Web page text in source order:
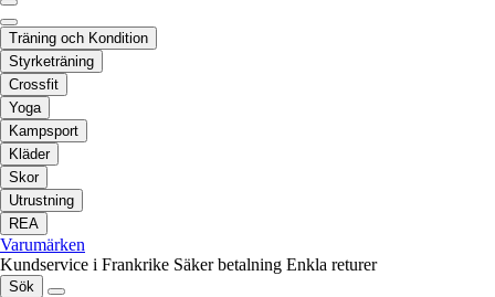
Träning och Kondition
Styrketräning
Crossfit
Yoga
Kampsport
Kläder
Skor
Utrustning
REA
Varumärken
Kundservice i Frankrike Säker betalning Enkla returer
Sök